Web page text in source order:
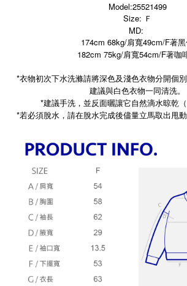
Model:25521499
Size: Ｆ
MD:
174cm 68kg/肩寬49cm/F著
182cm 75kg/肩寬54cm/F著咖
*衣物初次下水洗滌請將深色及淺色衣物分開個
建議與白色衣物一同清洗。
*建議手洗，並反面曬讓它自然滴水晾乾（
*若必須脫水，請在脫水完成後儘量立馬取出甩動